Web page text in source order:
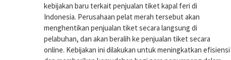
kebijakan baru terkait penjualan tiket kapal feri di
Indonesia. Perusahaan pelat merah tersebut akan
menghentikan penjualan tiket secara langsung di
pelabuhan, dan akan beralih ke penjualan tiket secara
online. Kebijakan ini dilakukan untuk meningkatkan efisiensi